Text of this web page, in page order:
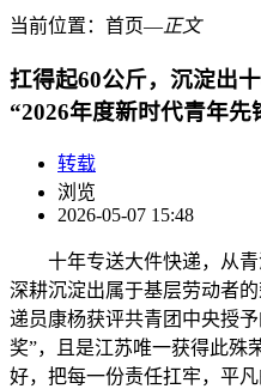
当前位置： 首页―正文
扛得起60公斤，沉淀出
“2026年度新时代青年先
转载
浏览
2026-05-07 15:48
十年专送大件快递，从
深耕沉淀出属于基层劳动者
递员康杨获评共青团中央授
奖”，且是江苏唯一获得此殊
好，把每一份责任扛牢，平